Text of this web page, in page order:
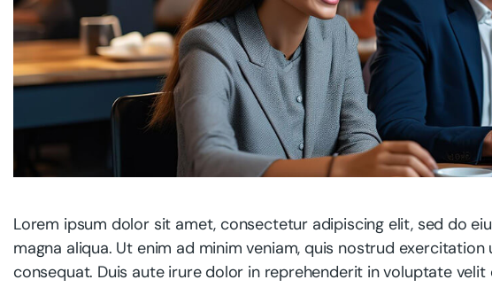
Lorem ipsum dolor sit amet, consectetur adipiscing elit, sed do
magna aliqua. Ut enim ad minim veniam, quis nostrud
consequat. Duis aute irure dolor in reprehenderit in voluptate